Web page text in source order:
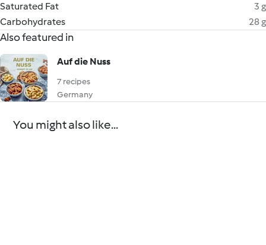
Saturated Fat
3 g
Carbohydrates
28 g
Also featured in
Auf die Nuss
7 recipes
Germany
You might also like...